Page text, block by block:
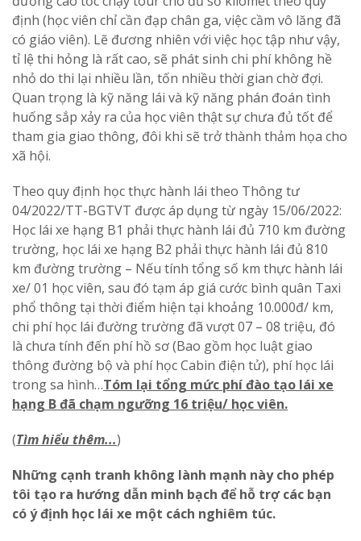
định (học viên chỉ cần đạp chân ga, việc cầm vô lăng đã
có giáo viên). Lẽ đương nhiên với việc học tập như vậy,
tỉ lệ thi hỏng là rất cao, sẽ phát sinh chi phí không hề
nhỏ do thi lại nhiều lần, tốn nhiều thời gian chờ đợi.
Quan trọng là kỹ năng lái và kỹ năng phán đoán tình
huống sắp xảy ra của học viên thật sự chưa đủ tốt để
tham gia giao thông, đôi khi sẽ trở thành thảm họa cho
xã hội.
Theo quy định học thực hành lái theo Thông tư
04/2022/TT-BGTVT được áp dụng từ ngày 15/06/2022:
Học lái xe hạng B1 phải thực hành lái đủ 710 km đường
trường, học lái xe hạng B2 phải thực hành lái đủ 810
km đường trường – Nếu tính tổng số km thực hành lái
xe/ 01 học viên, sau đó tạm áp giá cước bình quân Taxi
phổ thông tại thời điểm hiện tại khoảng 10.000đ/ km,
chi phí học lái đường trường đã vượt 07 – 08 triệu, đó
là chưa tính đến phí hồ sơ (Bao gồm học luật giao
thông đường bộ và phí học Cabin điện tử), phí học lái
trong sa hình…Tóm lại tổng mức phí đào tạo lái xe
hạng B đã chạm ngưỡng 16 triệu/ học viên.
(Tìm hiểu thêm...)
Những cạnh tranh không lành mạnh này cho phép
tôi tạo ra hướng dẫn minh bạch để hỗ trợ các bạn
có ý định học lái xe một cách nghiêm túc.